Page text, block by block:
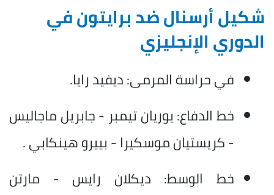
شكيل أرسنال ضد برايتون في
الدوري الإنجليزي
في حراسة المرمى: ديفيد رايا.
خط الدفاع: يوريان تيمبر - جابريل ماجاليس
- كريستيان موسكيرا - بييرو هينكابي .
خط الوسط: ديكلان رايس - مارتن